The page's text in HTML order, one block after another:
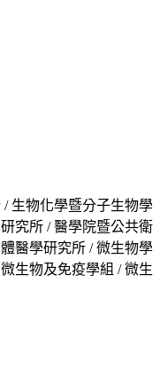
生物化學暨分子生物學
究所 / 醫學院暨公共衛
醫學研究所 / 微生物學
生物及免疫學組 / 微生